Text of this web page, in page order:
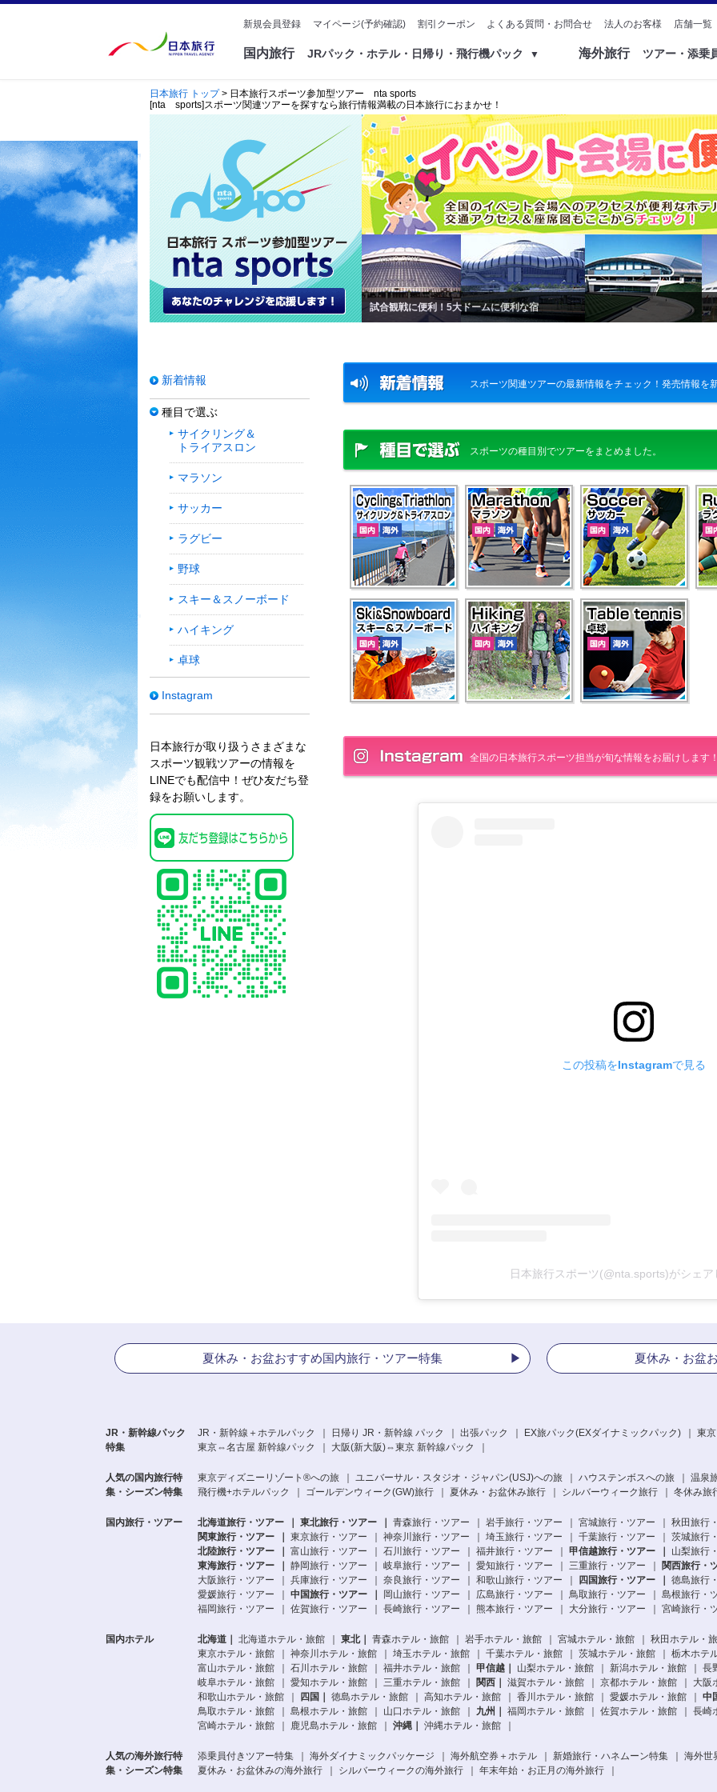
新規会員登録 マイページ(予約確認) 割引クーポン よくある質問・お問合せ 法人のお客様 店舗一覧
国内旅行 JRパック・ホテル・日帰り・飛行機パック ▼ 海外旅行 ツアー・添乗
日本旅行 トップ> 日本旅行スポーツ参加型ツアー nta sports
[nta sports]スポーツ関連ツアーを探すなら旅行情報満載の日本旅行におまかせ！
試合観戦に便利！5大ドームに便利な宿
新着情報
種目で選ぶ
サイクリング＆
トライアスロン
マラソン
サッカー
ラグビー
野球
スキー＆スノーボード
ハイキング
卓球
Instagram
日本旅行が取り扱うさまざまな
スポーツ観戦ツアーの情報を
LINEでも配信中！ぜひ友だち登
録をお願いします。
スポーツ関連ツアーの最新情報をチェック！発売情報を
スポーツの種目別でツアーをまとめました。
全国の日本旅行スポーツ担当が旬な情報をお届けします
この投稿をInstagramで見る
日本旅行スポーツ(@nta.sports)がシェア
夏休み・お盆おすすめ国内旅行・ツアー特集 夏休み・お盆
JR・新幹線パック
特集
JR・新幹線＋ホテルパック 日帰り JR・新幹線 パック 出張パック EX旅パック(EXダイナミックパック)
東
東京⇔名古屋 新幹線パック
大阪(新大阪)⇔東京 新幹線パック
人気の国内旅行特
集・シーズン特集
東京ディズニーリゾート®への旅 ユニバーサル・スタジオ・ジャパン(USJ)への旅 ハウステンボスへの旅
温泉
飛行機+ホテルパック
ゴールデンウィーク(GW)旅行 夏休み・お盆休み旅行 シルバーウィーク旅行 冬休み旅
国内旅行・ツアー 北海道旅行・ツアー 東北旅行・ツアー 青森旅行・ツアー 岩手旅行・ツアー 宮城旅行・ツアー
秋田旅行
関東旅行・ツアー
東京旅行・ツアー 神奈川旅行・ツアー 埼玉旅行・ツアー 千葉旅行・ツアー
茨城旅行
北陸旅行・ツアー
富山旅行・ツアー 石川旅行・ツアー 福井旅行・ツアー 甲信越旅行・ツアー
山梨旅行
東海旅行・ツアー
静岡旅行・ツアー 岐阜旅行・ツアー 愛知旅行・ツアー 三重旅行・ツアー
関西旅行・
大阪旅行・ツアー
兵庫旅行・ツアー 奈良旅行・ツアー 和歌山旅行・ツアー 四国旅行・ツアー
徳島旅行
愛媛旅行・ツアー
中国旅行・ツアー 岡山旅行・ツアー 広島旅行・ツアー 鳥取旅行・ツアー
島根旅行・
福岡旅行・ツアー
佐賀旅行・ツアー 長崎旅行・ツアー 熊本旅行・ツアー 大分旅行・ツアー 宮崎旅行・
国内ホテル 北海道 北海道ホテル・旅館 東北 青森ホテル・旅館 岩手ホテル・旅館 宮城ホテル・旅館
秋田ホテル・
東京ホテル・旅館
神奈川ホテル・旅館 埼玉ホテル・旅館 千葉ホテル・旅館 茨城ホテル・旅館
栃木ホテ
富山ホテル・旅館
石川ホテル・旅館 福井ホテル・旅館 甲信越 山梨ホテル・旅館 新潟ホテル・旅館
長
岐阜ホテル・旅館
愛知ホテル・旅館 三重ホテル・旅館 関西 滋賀ホテル・旅館 京都ホテル・旅館
大阪
和歌山ホテル・旅館
四国 徳島ホテル・旅館 高知ホテル・旅館 香川ホテル・旅館 愛媛ホテル・旅館
中
鳥取ホテル・旅館
島根ホテル・旅館 山口ホテル・旅館 九州 福岡ホテル・旅館 佐賀ホテル・旅館
長崎
宮崎ホテル・旅館
鹿児島ホテル・旅館 沖縄 沖縄ホテル・旅館
人気の海外旅行特
集・シーズン特集
添乗員付きツアー特集 海外ダイナミックパッケージ 海外航空券＋ホテル 新婚旅行・ハネムーン特集
海外世
夏休み・お盆休みの海外旅行
シルバーウィークの海外旅行 年末年始・お正月の海外旅行